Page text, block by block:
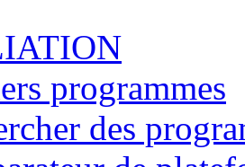
programmes
des